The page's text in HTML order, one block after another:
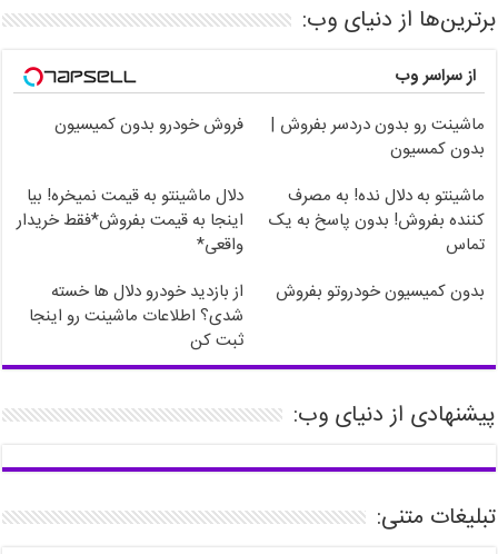
برترین‌ها از دنیای وب:
از سراسر وب
ماشینت رو بدون دردسر بفروش |
بدون کمسیون
فروش خودرو بدون کمیسیون
ماشینتو به دلال نده! به مصرف
کننده بفروش! بدون پاسخ به یک
تماس
دلال ماشینتو به قیمت نمیخره! بیا
اینجا به قیمت بفروش*فقط خریدار
واقعی*
بدون کمیسیون خودروتو بفروش
از بازدید خودرو دلال ها خسته
شدی؟ اطلاعات ماشینت رو اینجا
ثبت کن
پیشنهادی از دنیای وب:
تبلیغات متنی: